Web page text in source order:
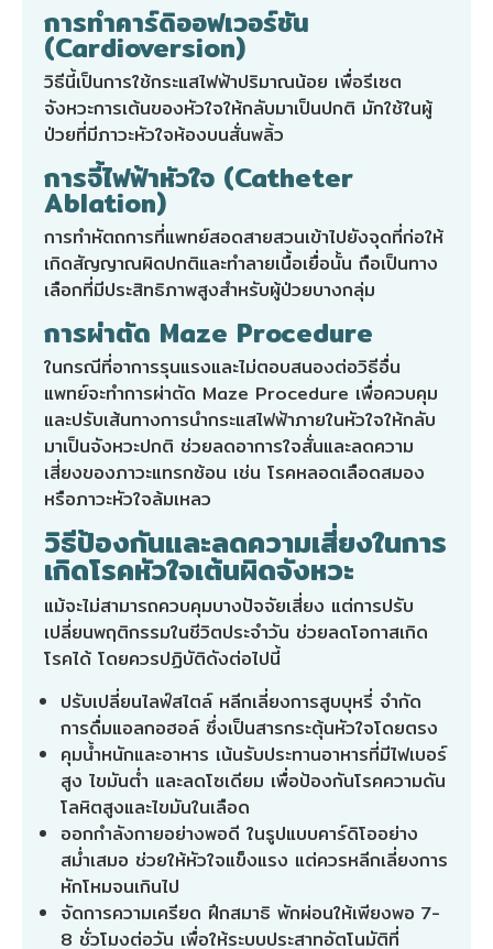
การทำคาร์ดิออฟเวอร์ชัน
(Cardioversion)
วิธีนี้เป็นการใช้กระแสไฟฟ้าปริมาณน้อย เพื่อรีเซต
จังหวะการเต้นของหัวใจให้กลับมาเป็นปกติ มักใช้ในผู้
ป่วยที่มีภาวะหัวใจห้องบนสั่นพลิ้ว
การจี้ไฟฟ้าหัวใจ (Catheter
Ablation)
การทำหัตถการที่แพทย์สอดสายสวนเข้าไปยังจุดที่ก่อให้
เกิดสัญญาณผิดปกติและทำลายเนื้อเยื่อนั้น ถือเป็นทาง
เลือกที่มีประสิทธิภาพสูงสำหรับผู้ป่วยบางกลุ่ม
การผ่าตัด Maze Procedure
ในกรณีที่อาการรุนแรงและไม่ตอบสนองต่อวิธีอื่น
แพทย์จะทำการผ่าตัด Maze Procedure เพื่อควบคุม
และปรับเส้นทางการนำกระแสไฟฟ้าภายในหัวใจให้กลับ
มาเป็นจังหวะปกติ ช่วยลดอาการใจสั่นและลดความ
เสี่ยงของภาวะแทรกซ้อน เช่น โรคหลอดเลือดสมอง
หรือภาวะหัวใจล้มเหลว
วิธีป้องกันและลดความเสี่ยงในการ
เกิดโรคหัวใจเต้นผิดจังหวะ
แม้จะไม่สามารถควบคุมบางปัจจัยเสี่ยง แต่การปรับ
เปลี่ยนพฤติกรรมในชีวิตประจำวัน ช่วยลดโอกาสเกิด
โรคได้ โดยควรปฏิบัติดังต่อไปนี้
ปรับเปลี่ยนไลฟ์สไตล์ หลีกเลี่ยงการสูบบุหรี่ จำกัด
การดื่มแอลกอฮอล์ ซึ่งเป็นสารกระตุ้นหัวใจโดยตรง
คุมน้ำหนักและอาหาร เน้นรับประทานอาหารที่มีไฟเบอร์
สูง ไขมันต่ำ และลดโซเดียม เพื่อป้องกันโรคความดัน
โลหิตสูงและไขมันในเลือด
ออกกำลังกายอย่างพอดี ในรูปแบบคาร์ดิโออย่าง
สม่ำเสมอ ช่วยให้หัวใจแข็งแรง แต่ควรหลีกเลี่ยงการ
หักโหมจนเกินไป
จัดการความเครียด ฝึกสมาธิ พักผ่อนให้เพียงพอ 7-
8 ชั่วโมงต่อวัน เพื่อให้ระบบประสาทอัตโนมัติที่